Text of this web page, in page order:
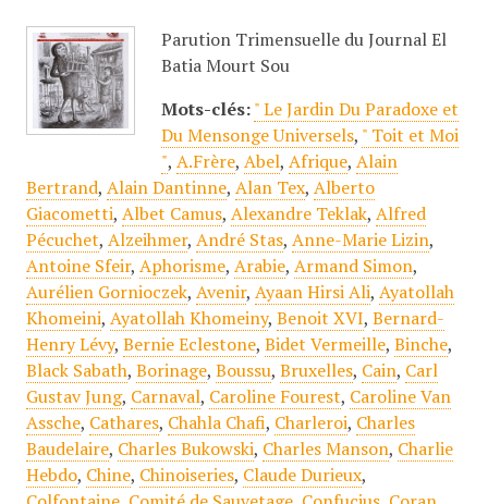
Parution Trimensuelle du Journal El
Batia Mourt Sou
Mots-clés: " Le Jardin Du Paradoxe et
Du Mensonge Universels, " Toit et Moi
", A.Frère, Abel, Afrique, Alain
Bertrand, Alain Dantinne, Alan Tex, Alberto
Giacometti, Albet Camus, Alexandre Teklak, Alfred
Pécuchet, Alzeihmer, André Stas, Anne-Marie Lizin,
Antoine Sfeir, Aphorisme, Arabie, Armand Simon,
Aurélien Gornioczek, Avenir, Ayaan Hirsi Ali, Ayatollah
Khomeini, Ayatollah Khomeiny, Benoit XVI, Bernard-
Henry Lévy, Bernie Eclestone, Bidet Vermeille, Binche,
Black Sabath, Borinage, Boussu, Bruxelles, Cain, Carl
Gustav Jung, Carnaval, Caroline Fourest, Caroline Van
Assche, Cathares, Chahla Chafi, Charleroi, Charles
Baudelaire, Charles Bukowski, Charles Manson, Charlie
Hebdo, Chine, Chinoiseries, Claude Durieux,